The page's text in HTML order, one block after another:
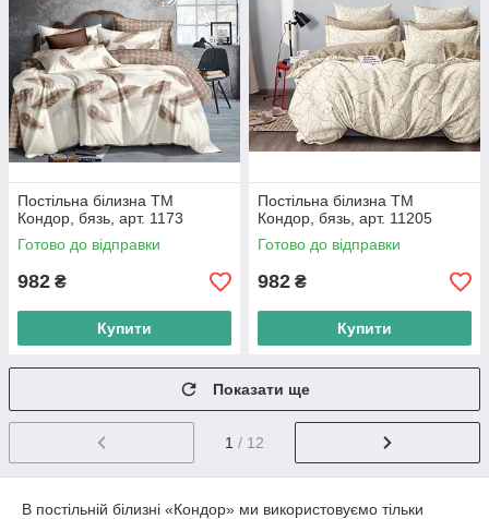
Постільна білизна ТМ
Кондор, бязь, арт. 1173
Готово до відправки
982 ₴
Купити
Постільна білизна ТМ
Кондор, бязь, арт. 11205
Готово до відправки
982 ₴
Купити
Показати ще
1 / 12
В постільній білизні «Кондор» ми використовуємо тільки